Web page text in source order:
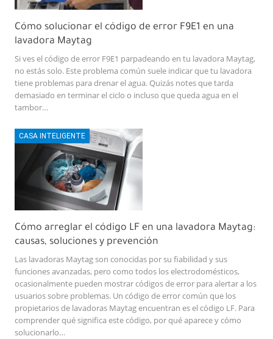
Cómo solucionar el código de error F9E1 en una
lavadora Maytag
Si ves el código de error F9E1 parpadeando en tu lavadora Maytag,
no estás solo. Este problema común suele indicar que tu lavadora
tiene problemas para drenar el agua. Quizás notes que tarda
demasiado en terminar el ciclo o incluso que queda agua en el
tambor…
CASA INTELIGENTE
Cómo arreglar el código LF en una lavadora Maytag:
causas, soluciones y prevención
Las lavadoras Maytag son conocidas por su fiabilidad y sus
funciones avanzadas, pero como todos los electrodomésticos,
ocasionalmente pueden mostrar códigos de error para alertar a los
usuarios sobre problemas. Un código de error común que los
propietarios de lavadoras Maytag encuentran es el código LF. Para
comprender qué significa este código, por qué aparece y cómo
solucionarlo…